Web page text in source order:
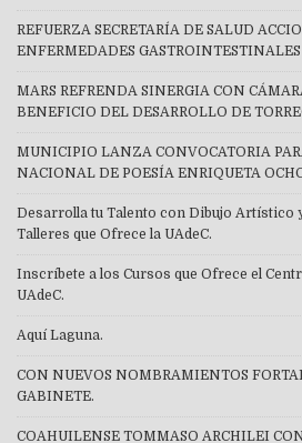
REFUERZA SECRETARÍA DE SALUD
ENFERMEDADES
MARS REFRENDA SINERGIA CON
BENEFICIO DEL DESARROLLO DE
MUNICIPIO LANZA CONVOCATORIA
NACIONAL DE POESÍA ENRIQUETA
Desarrolla tu Talento con Dibujo Artístico
Talleres que Ofrece la UAdeC.
Inscríbete a los Cursos que Ofrece el
UAdeC.
Aquí Laguna.
CON NUEVOS NOMBRAMIENTOS
GABINETE.
COAHUILENSE TOMMASO ARCHILEI